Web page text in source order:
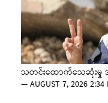
သတင်းထောက်သေဆုံးမှု အ
—AUGUST 7, 2026 2:34